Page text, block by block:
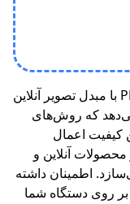
به راحتی تصاویر JNG خود را به فرمت PBM با مبدل تصویر آنلاین
می‌دهد که روش‌های
کیفیت اعمال
آنلاین و
اطمینان داشته
بر روی دستگاه شما